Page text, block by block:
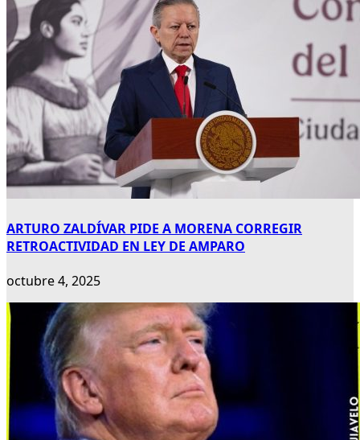
ARTURO ZALDÍVAR PIDE A MORENA CORREGIR
RETROACTIVIDAD EN LEY DE AMPARO
octubre 4, 2025